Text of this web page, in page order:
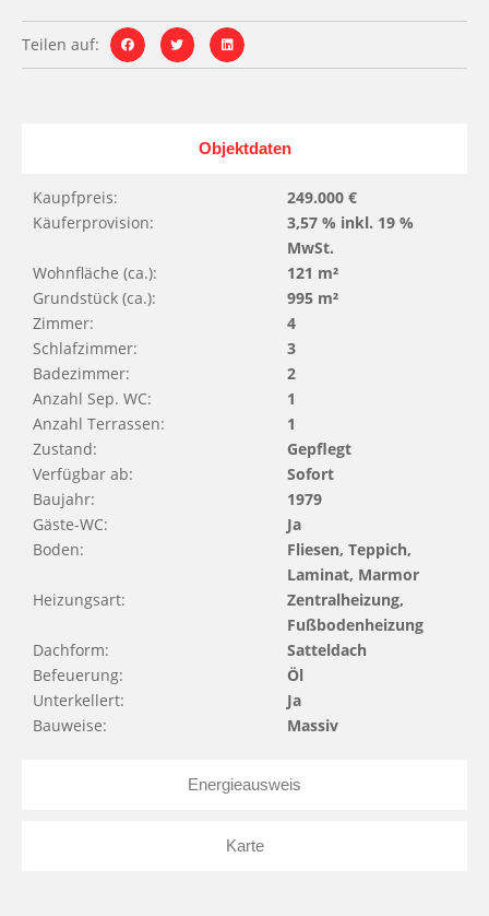
Teilen auf:
Objektdaten
Energieausweis
Karte
Kaupfpreis:
249.000 €
Käuferprovision:
3,57 % inkl. 19 %
MwSt.
Wohnfläche (ca.):
121 m²
Grundstück (ca.):
995 m²
Zimmer:
4
Schlafzimmer:
3
Badezimmer:
2
Anzahl Sep. WC:
1
Anzahl Terrassen:
1
Zustand:
Gepflegt
Verfügbar ab:
Sofort
Baujahr:
1979
Gäste-WC:
Ja
Boden:
Fliesen, Teppich,
Laminat, Marmor
Heizungsart:
Zentralheizung,
Fußbodenheizung
Dachform:
Satteldach
Befeuerung:
Öl
Unterkellert:
Ja
Bauweise:
Massiv